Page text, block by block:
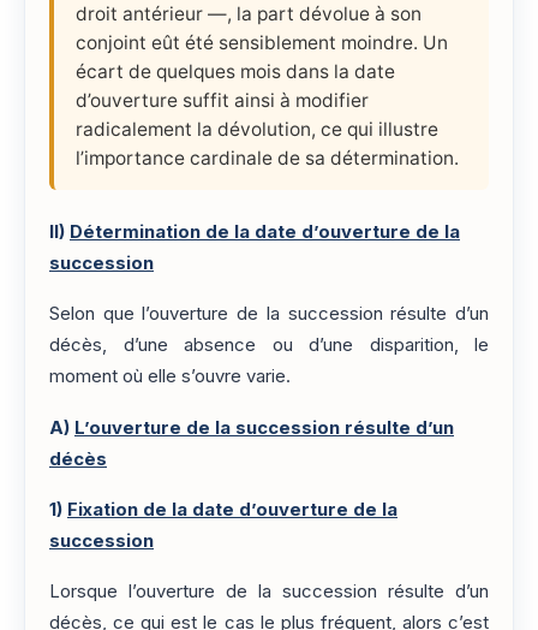
droit antérieur —, la part dévolue à son
conjoint eût été sensiblement moindre. Un
écart de quelques mois dans la date
d’ouverture suffit ainsi à modifier
radicalement la dévolution, ce qui illustre
l’importance cardinale de sa détermination.
II) Détermination de la date d’ouverture de la
succession
Selon que l’ouverture de la succession résulte d’un
décès, d’une absence ou d’une disparition, le
moment où elle s’ouvre varie.
A) L’ouverture de la succession résulte d’un
décès
1) Fixation de la date d’ouverture de la
succession
Lorsque l’ouverture de la succession résulte d’un
décès, ce qui est le cas le plus fréquent, alors c’est